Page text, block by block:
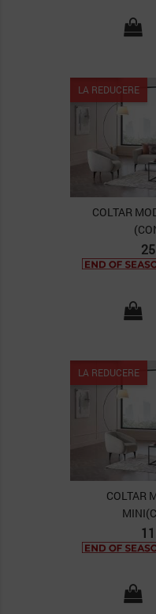
LA REDUCERE
COLTAR
LA REDUCERE
COLTAR